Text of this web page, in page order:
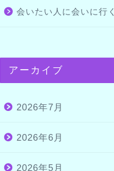
会いたい人に会いに行く
アーカイブ
2026年7月
2026年6月
2026年5月